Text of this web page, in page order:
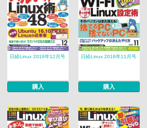
日経Linux 2016年12月号
購入
日経Linux 2016年11月号
購入